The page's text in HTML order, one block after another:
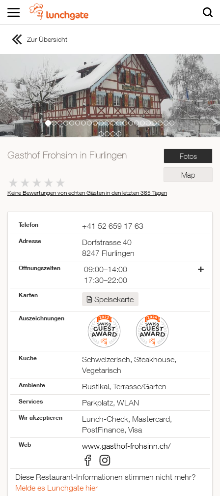
ZUR STARTSEITE
ZUR RESTAURANTSUCHE
Asiatisch
Italienisch
Französisch
Traditionell
Mexikanisch
Zur Übersicht
Fotos
Map
Gasthof Frohsinn in Flurlingen
Keine Bewertungen von echten Gästen in den letzten 365 Tagen
Telefon +41 52 659 17 63
Adresse
Dorfstrasse 40
8247 Flurlingen
Öffnungszeiten
09:00–14:00
17:30–22:00
Montag
Dienstag
Donnerstag
Freitag
Samstag
Sonntag
09:00–14:00
17:30–22:00
09:00–14:00
17:30–22:00
09:00–14:00
17:30–22:00
09:00–14:00
17:30–22:00
09:00–14:00
17:30–22:00
17:00–22:00
geschlossen
Karten Speisekarte
Auszeichnungen
Küche
Schweizerisch, Steakhouse,
Vegetarisch
Ambiente Rustikal, Terrasse/Garten
Services Parkplatz, WLAN
Wir akzeptieren
Lunch-Check, Mastercard,
PostFinance, Visa
Web www.gasthof-frohsinn.ch/
Diese Restaurant-Informationen stimmen nicht mehr?
Melde es Lunchgate hier